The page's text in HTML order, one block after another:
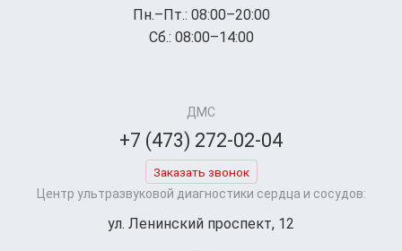
Пн.–Пт.: 08:00–20:00
Сб.: 08:00–14:00
ДМС
+7 (473) 272-02-04
Заказать звонок
Центр ультразвуковой диагностики сердца и сосудов:
ул. Ленинский проспект, 12